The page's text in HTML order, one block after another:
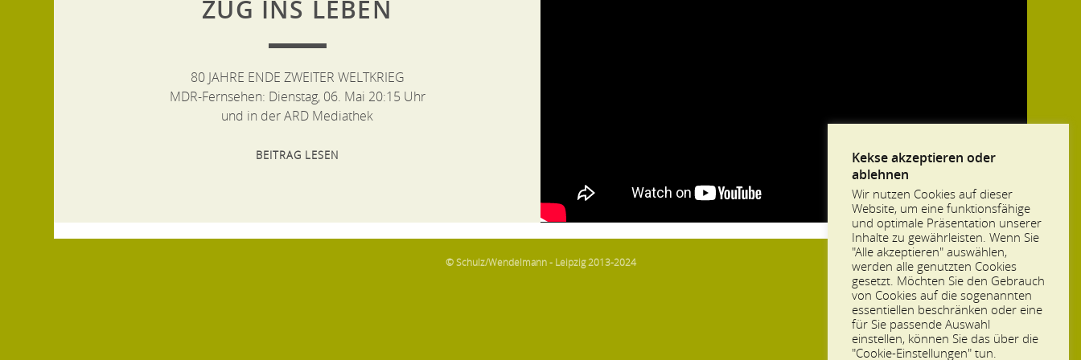
ZUG INS LEBEN
80 JAHRE ENDE ZWEITER WELTKRIEG
MDR-Fernsehen: Dienstag, 06. Mai 20:15 Uhr
und in der ARD Mediathek
BEITRAG LESEN
© Schulz/Wendelmann - Leipzig 2013-2024
Kekse akzeptieren oder
ablehnen
Wir nutzen Cookies auf dieser
Website, um eine funktionsfähige
und optimale Präsentation unserer
Inhalte zu gewährleisten. Wenn Sie
"Alle akzeptieren" auswählen,
werden alle genutzten Cookies
gesetzt. Möchten Sie den Gebrauch
von Cookies auf die sogenannten
essentiellen beschränken oder eine
für Sie passende Auswahl
einstellen, können Sie das über die
"Cookie-Einstellungen" tun.